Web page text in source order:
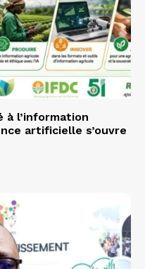
à l’information
artificielle s’ouvre